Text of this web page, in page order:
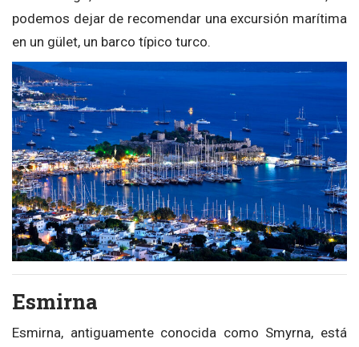
podemos dejar de recomendar una excursión marítima
en un gület, un barco típico turco.
Esmirna
Esmirna, antiguamente conocida como Smyrna, está